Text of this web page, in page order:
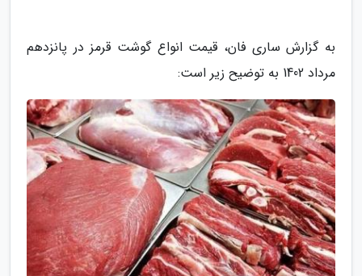
به گزارش ساری فان، قیمت انواع گوشت قرمز در پانزدهم
مرداد 1402 به توضیح زیر است: